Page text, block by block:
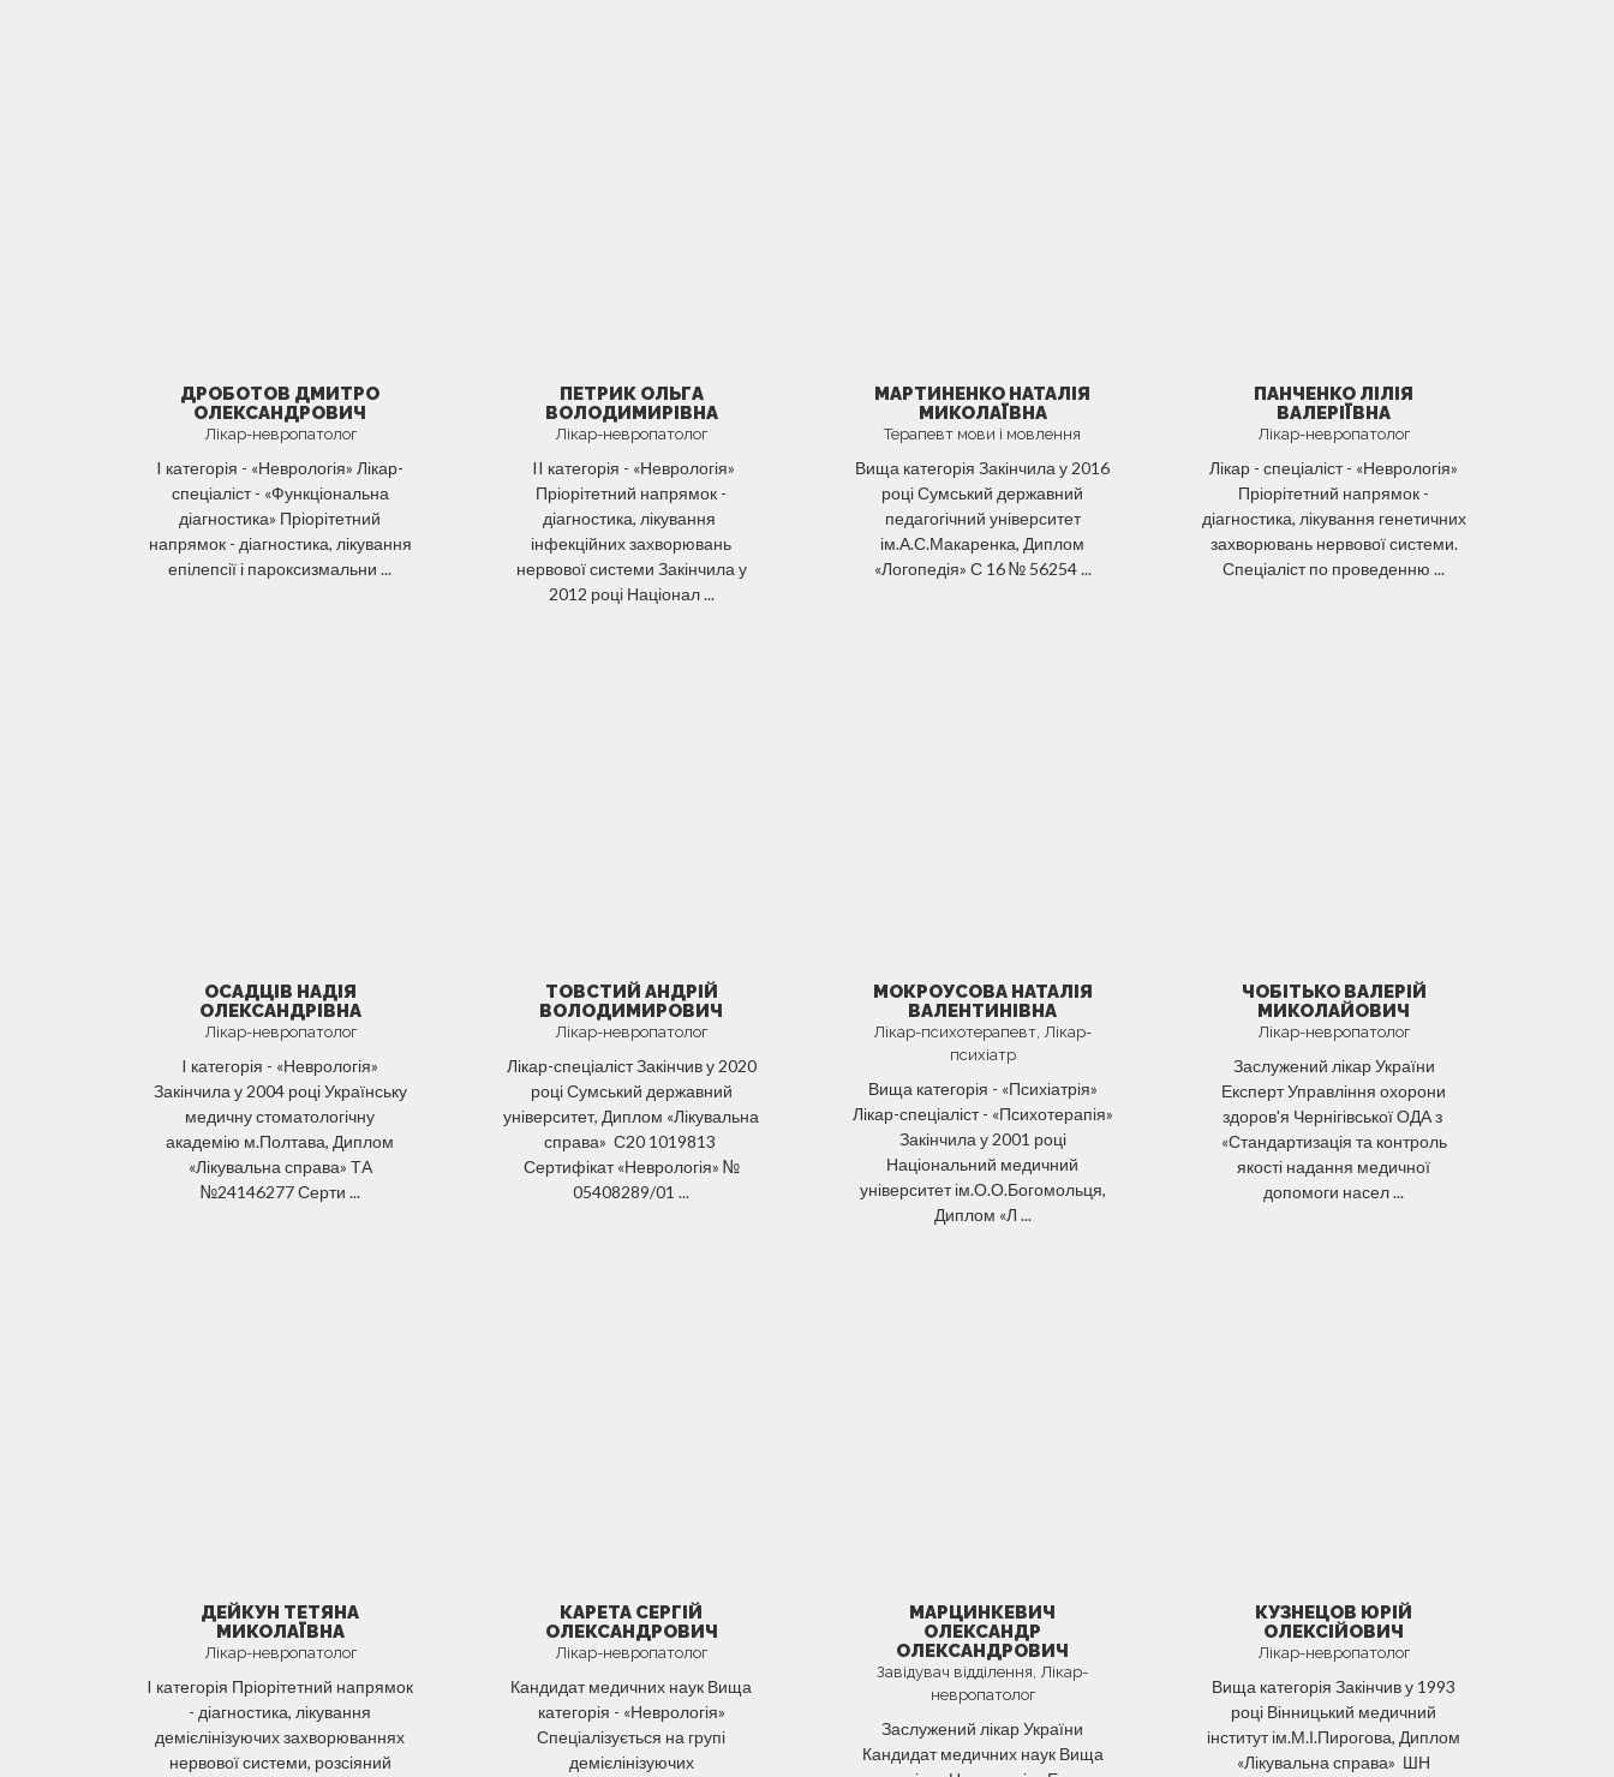
ДРОБОТОВ ДМИТРО
ОЛЕКСАНДРОВИЧ
Лікар-невропатолог
I категорія - «Неврологія» Лікар-
спеціаліст - «Функціональна
діагностика» Пріорітетний
напрямок - діагностика, лікування
епілепсії і пароксизмальни ...
ПЕТРИК ОЛЬГА
ВОЛОДИМИРІВНА
Лікар-невропатолог
II категорія - «Неврологія»
Пріорітетний напрямок -
діагностика, лікування
інфекційних захворювань
нервової системи Закінчила у
2012 році Націонал ...
МАРТИНЕНКО НАТАЛІЯ
МИКОЛАЇВНА
Терапевт мови і мовлення
Вища категорія Закінчила у 2016
році Сумський державний
педагогічний університет
ім.А.С.Макаренка, Диплом
«Логопедія» С 16 № 56254 ...
ПАНЧЕНКО ЛІЛІЯ
ВАЛЕРІЇВНА
Лікар-невропатолог
Лікар - спеціаліст - «Неврологія»
Пріорітетний напрямок -
діагностика, лікування генетичних
захворювань нервової системи.
Спеціаліст по проведенню ...
ОСАДЦІВ НАДІЯ
ОЛЕКСАНДРІВНА
Лікар-невропатолог
I категорія - «Неврологія»
Закінчила у 2004 році Українську
медичну стоматологічну
академію м.Полтава, Диплом
«Лікувальна справа» ТА
№24146277 Серти ...
ТОВСТИЙ АНДРІЙ
ВОЛОДИМИРОВИЧ
Лікар-невропатолог
Лікар-спеціаліст Закінчив у 2020
році Сумський державний
університет, Диплом «Лікувальна
справа» С20 1019813
Сертифікат «Неврологія» №
05408289/01 ...
МОКРОУСОВА НАТАЛІЯ
ВАЛЕНТИНІВНА
Лікар-психотерапевт, Лікар-
психіатр
Вища категорія - «Психіатрія»
Лікар-спеціаліст - «Психотерапія»
Закінчила у 2001 році
Національний медичний
університет ім.О.О.Богомольця,
Диплом «Л ...
ЧОБІТЬКО ВАЛЕРІЙ
МИКОЛАЙОВИЧ
Лікар-невропатолог
Заслужений лікар України
Експерт Управління охорони
здоров'я Чернігівської ОДА з
«Стандартизація та контроль
якості надання медичної
допомоги насел ...
ДЕЙКУН ТЕТЯНА
МИКОЛАЇВНА
Лікар-невропатолог
I категорія Пріорітетний напрямок
- діагностика, лікування
демієлінізуючих захворюваннях
нервової системи, розсіяний
КАРЕТА СЕРГІЙ
ОЛЕКСАНДРОВИЧ
Лікар-невропатолог
Кандидат медичних наук Вища
категорія - «Неврологія»
Спеціалізується на групі
демієлінізуючих
МАРЦИНКЕВИЧ
ОЛЕКСАНДР
ОЛЕКСАНДРОВИЧ
Завідувач відділення, Лікар-
невропатолог
Заслужений лікар України
Кандидат медичних наук Вища
КУЗНЕЦОВ ЮРІЙ
ОЛЕКСІЙОВИЧ
Лікар-невропатолог
Вища категорія Закінчив у 1993
році Вінницький медичний
інститут ім.М.І.Пирогова, Диплом
«Лікувальна справа» ШН